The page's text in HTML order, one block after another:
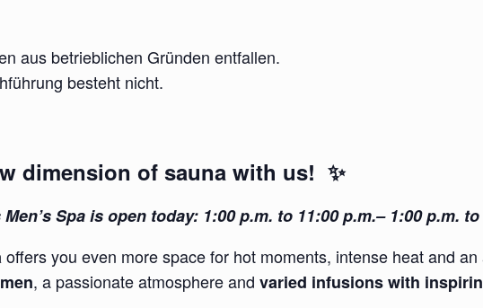
aus betrieblichen Gründen entfallen.
besteht nicht.
dimension of sauna with us! ✨
Spa is open today: 1:00 p.m. to 11:00 p.m.– 1:00 p.m.
offers you even more space for hot moments, intense heat and
, a passionate atmosphere and varied infusions with